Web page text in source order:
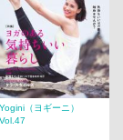
Yogini（ヨギーニ）
Vol.47